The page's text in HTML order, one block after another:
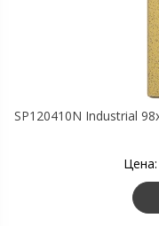
SP120410N Industrial
Цена: